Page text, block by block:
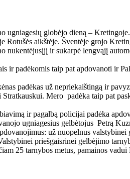
globėjo dieną –
aikštėje. Šventėje grojo
ir sukarpė lengvąjį
ir padėkomis taip pat apdovanoti ir
padėkas už nepriekaištingą ir
Mero padėka taip pat
ir pagalbą policijai padėka
ugniagesius gelbėtojus Petrą
už nuopelnus
priešgaisrinei gelbėjimo
25 tarnybos metus, pamainos